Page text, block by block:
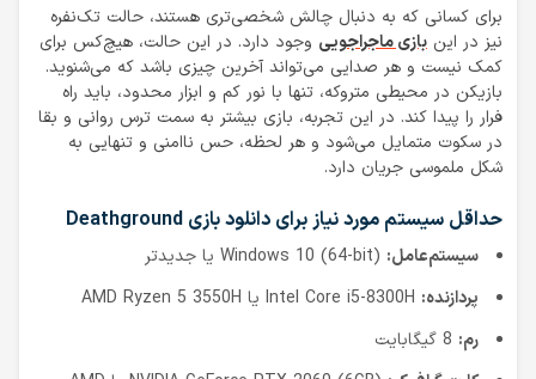
برای کسانی که به دنبال چالش شخصی‌تری هستند، حالت تک‌نفره
نیز در این بازی ماجراجویی وجود دارد. در این حالت، هیچ‌کس برای
کمک نیست و هر صدایی می‌تواند آخرین چیزی باشد که می‌شنوید.
بازیکن در محیطی متروکه، تنها با نور کم و ابزار محدود، باید راه
فرار را پیدا کند. در این تجربه، بازی بیشتر به سمت ترس روانی و بقا
در سکوت متمایل می‌شود و هر لحظه، حس ناامنی و تنهایی به
شکل ملموسی جریان دارد.
حداقل سیستم مورد نیاز برای دانلود بازی Deathground
سیستم‌عامل:
پردازنده:
رم: